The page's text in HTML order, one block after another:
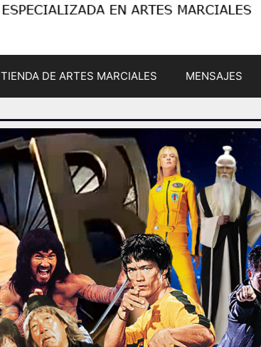
TIENDA DE ARTES MARCIALES MENSAJES